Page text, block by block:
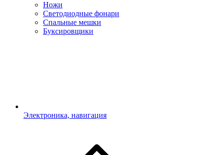
Ножи
Светодиодные фонари
Спальные мешки
Буксировщики
Электроника, навигация